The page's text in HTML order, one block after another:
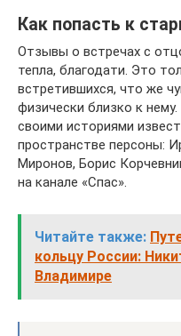
Как попасть к
Отзывы о встречах с
тепла, благодати. Это
встретившихся, что же
физически близко к
своими историями
пространстве персоны:
Миронов, Борис
на канале «Спас».
Читайте также:
кольцу России:
Владимире